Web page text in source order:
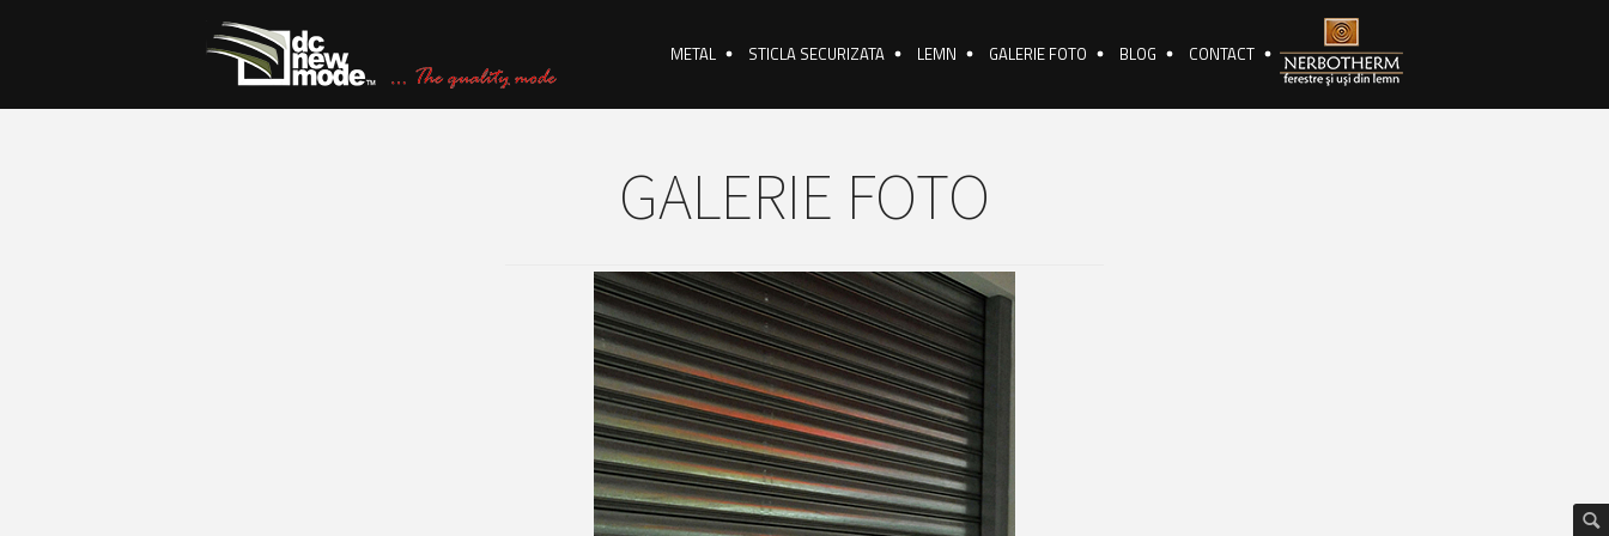
🔍
METAL STICLA SECURIZATA LEMN GALERIE FOTO BLOG CONTACT
GALERIE FOTO